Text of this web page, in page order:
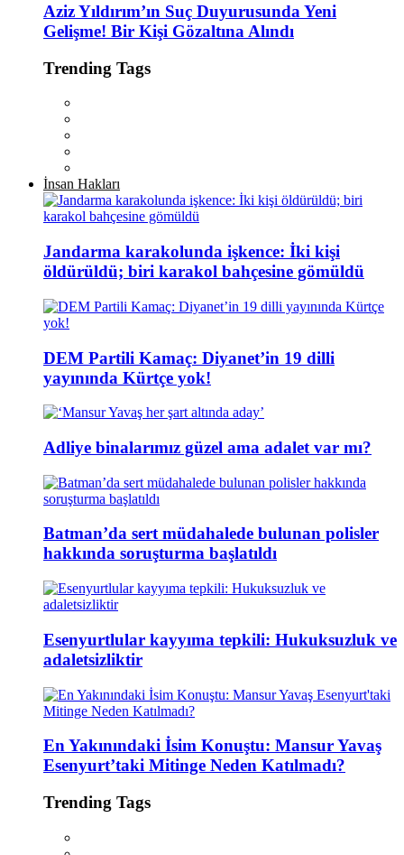
Aziz Yıldırım’ın Suç Duyurusunda Yeni
Gelişme! Bir Kişi Gözaltına Alındı
Trending Tags
İnsan Hakları
Jandarma karakolunda işkence: İki kişi
öldürüldü; biri karakol bahçesine gömüldü
DEM Partili Kamaç: Diyanet’in 19 dilli
yayınında Kürtçe yok!
Adliye binalarımız güzel ama adalet var mı?
Batman’da sert müdahalede bulunan polisler
hakkında soruşturma başlatıldı
Esenyurtlular kayyıma tepkili: Hukuksuzluk ve
adaletsizliktir
En Yakınındaki İsim Konuştu: Mansur Yavaş
Esenyurt’taki Mitinge Neden Katılmadı?
Trending Tags